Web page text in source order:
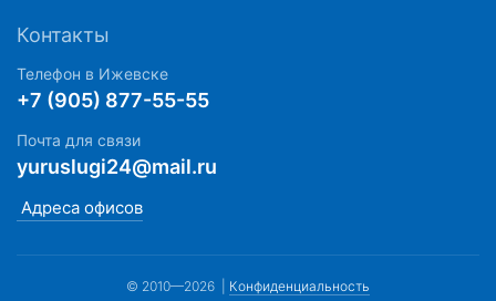
Контакты
Телефон в Ижевске
+7 (905) 877-55-55
Почта для связи
yuruslugi24@mail.ru
Адреса офисов
© 2010—2026 Конфиденциальность